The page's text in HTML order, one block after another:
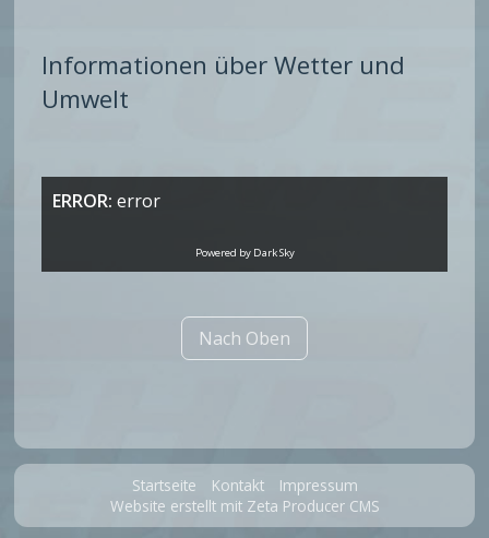
Informationen über Wetter und
Umwelt
ERROR: error
Powered by Dark Sky
Nach Oben
Startseite Kontakt
Impressum
Website erstellt mit Zeta Producer CMS